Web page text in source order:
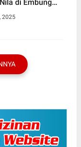
di Embung
2025